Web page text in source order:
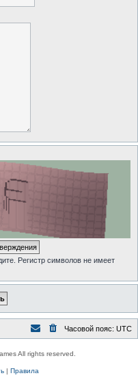
Регистр символов не имеет
Часовой пояс: UTC
All rights reserved.
| Правила